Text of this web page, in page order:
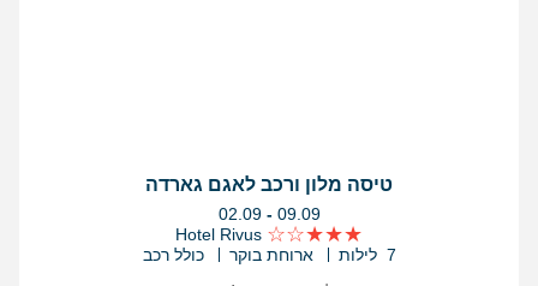
טיסה מלון ורכב לאגם גארדה
בין
התאריכים,
02.09 - 09.09
Hotel Rivus
7 לילות
ארוחת בוקר כולל רכב